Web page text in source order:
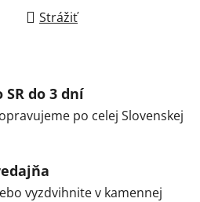
Strážiť
SR do 3 dní
po celej Slovenskej
vyzdvihnite v kamennej